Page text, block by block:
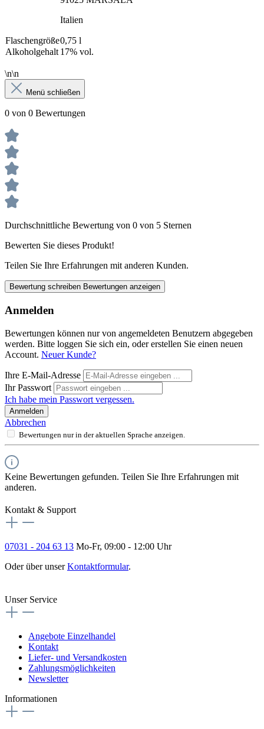
Italien
Flaschengröße0,75 l
Alkoholgehalt 17% vol.
\n\n
Menü schließen
0 von 0 Bewertungen
Durchschnittliche Bewertung von 0 von 5 Sternen
Bewerten Sie dieses Produkt!
Teilen Sie Ihre Erfahrungen mit anderen Kunden.
Bewertung schreiben Bewertungen anzeigen
Anmelden
Bewertungen können nur von angemeldeten Benutzern abgegeben
werden. Bitte loggen Sie sich ein, oder erstellen Sie einen neuen
Account. Neuer Kunde?
Ihre E-Mail-Adresse
Ihr Passwort
Ich habe mein Passwort vergessen.
Anmelden
Abbrechen
Bewertungen nur in der aktuellen Sprache anzeigen.
Keine Bewertungen gefunden. Teilen Sie Ihre Erfahrungen mit
anderen.
Kontakt & Support
07031 - 204 63 13 Mo-Fr, 09:00 - 12:00 Uhr
Oder über unserKontaktformular.
Unser Service
Angebote Einzelhandel
Kontakt
Liefer- und Versandkosten
Zahlungsmöglichkeiten
Newsletter
Informationen